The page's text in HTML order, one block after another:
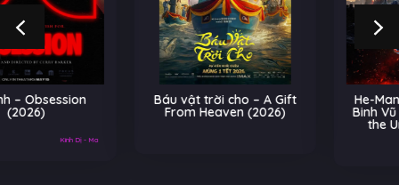
Báu vật trời cho – A Gift
From Heaven (2026)
He-Man và Những Chiến
Binh Vũ Trụ – Masters of